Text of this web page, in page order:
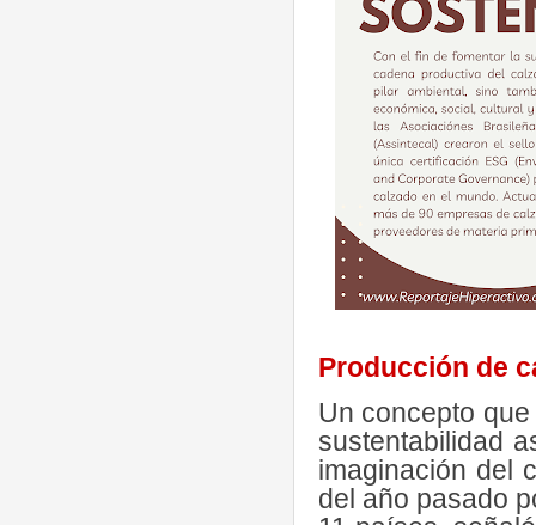
Producción de
Un concepto
sustentabilidad
imaginación del
del año pasado